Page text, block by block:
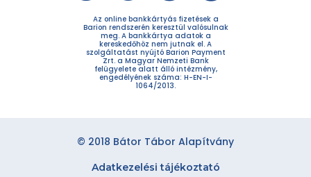
Az online bankkártyás fizetések a
Barion rendszerén keresztül valósulnak
meg. A bankkártya adatok a
kereskedőhöz nem jutnak el. A
szolgáltatást nyújtó Barion Payment
Zrt. a Magyar Nemzeti Bank
felügyelete alatt álló intézmény,
engedélyének száma: H-EN-I-
1064/2013.
© 2018 Bátor Tábor Alapítvány
Adatkezelési tájékoztató